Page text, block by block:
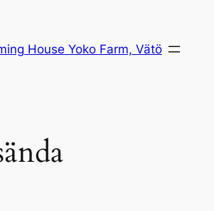
House Yoko Farm, Vätö